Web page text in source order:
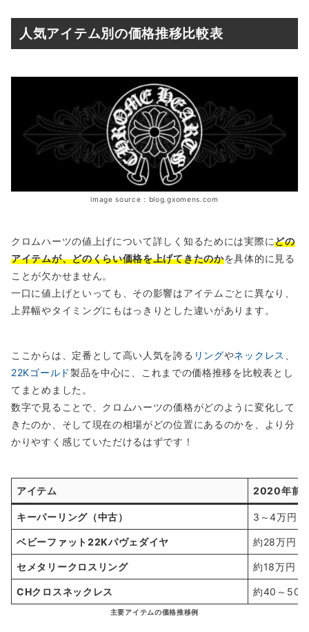
人気アイテム別の価格推移比較表
image source : blog.gxomens.com
クロムハーツの値上げについて詳しく知るためには実際にどの
アイテムが、どのくらい価格を上げてきたのかを具体的に見る
ことが欠かせません。
一口に値上げといっても、その影響はアイテムごとに異なり、
上昇幅やタイミングにもはっきりとした違いがあります。
ここからは、定番として高い人気を誇る リングやネックレス
22Kゴールド製品を中心に、これまでの価格推移を比較表とし
てまとめました。
数字で見ることで、クロムハーツの価格がどのように変化して
きたのか、そして現在の相場がどの位置にあるのかを、より分
かりやすく感じていただけるはずです！
アイテム 2020年前
キーパーリング（中古） 3～4万円
ベビーファット22Kパヴェダイヤ 約28万円
セメタリークロスリング 約18万円
CHクロスネックレス 約40～50
主要アイテムの価格推移例